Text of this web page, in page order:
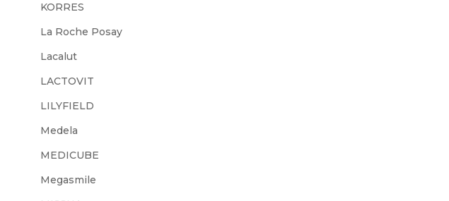
KORRES
La Roche Posay
Lacalut
LACTOVIT
LILYFIELD
Medela
MEDICUBE
Megasmile